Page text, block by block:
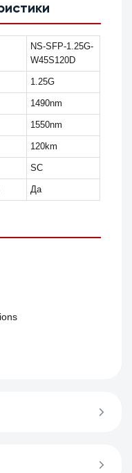
NS-SFP-1.25G-
W45S120D
1.25G
1490nm
1550nm
120km
SC
Да